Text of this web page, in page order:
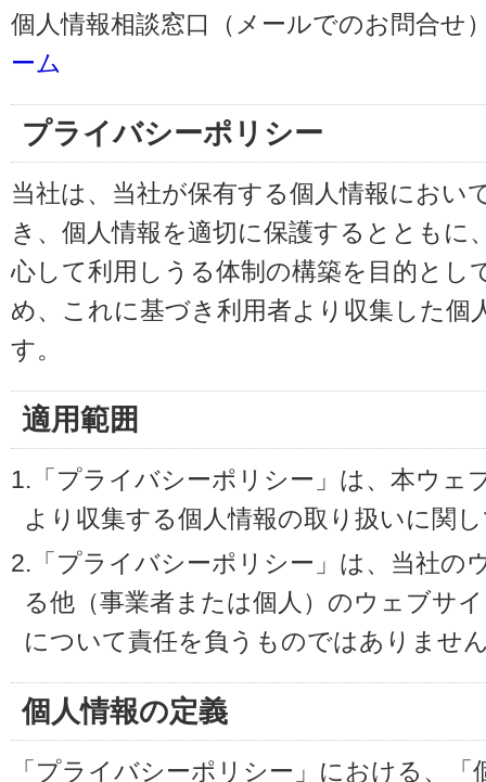
個人情報相談窓口（メールでのお問合せ
ーム
プライバシーポリシー
当社は、当社が保有する個人情報におい
き、個人情報を適切に保護するとともに
心して利用しうる体制の構築を目的とし
め、これに基づき利用者より収集した個
す。
適用範囲
1.「プライバシーポリシー」は、本ウェ
より収集する個人情報の取り扱いに関
2.「プライバシーポリシー」は、当社の
る他（事業者または個人）のウェブサ
について責任を負うものではありませ
個人情報の定義
「プライバシーポリシー」における、